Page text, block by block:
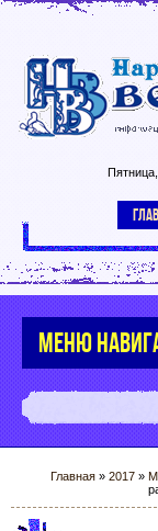
МЕНЮ
Главная » 2017 »